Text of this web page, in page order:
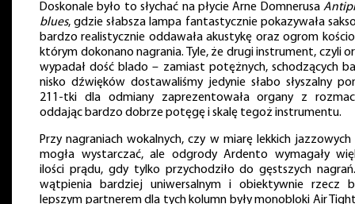
Doskonale było to słychać na płycie Arne Domnerusa
blues, gdzie słabsza lampa fantastycznie pokazywała
bardzo realistycznie oddawała akustykę oraz ogrom
którym dokonano nagrania. Tyle, że drugi instrument, czyli
wypadał dość blado – zamiast potężnych, schodzących
nisko dźwięków dostawaliśmy jedynie słabo słyszalny
211-tki dla odmiany zaprezentowała organy z
oddając bardzo dobrze potęgę i skalę tegoż instrumentu.
Przy nagraniach wokalnych, czy w miarę lekkich jazzowych
mogła wystarczać, ale odgrody Ardento wymagały
ilości prądu, gdy tylko przychodziło do gęstszych
wątpienia bardziej uniwersalnym i obiektywnie rzecz
lepszym partnerem dla tych kolumn były monobloki Air